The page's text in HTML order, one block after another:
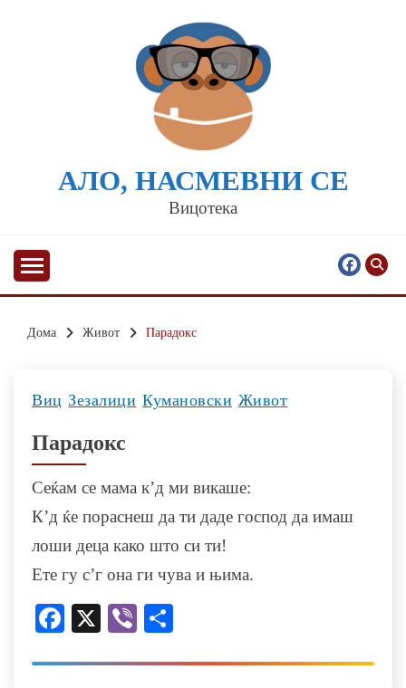
АЛО, НАСМЕВНИ СЕ
Вицотека
Дома Живот Парадокс
Виц Зезалици Кумановски Живот
Парадокс
Сеќам се мама к’д ми викаше:
К’д ќе пораснеш да ти даде господ да имаш
лоши деца како што си ти!
Ете гу с’г она ги чува и њима.
Facebook
X Viber